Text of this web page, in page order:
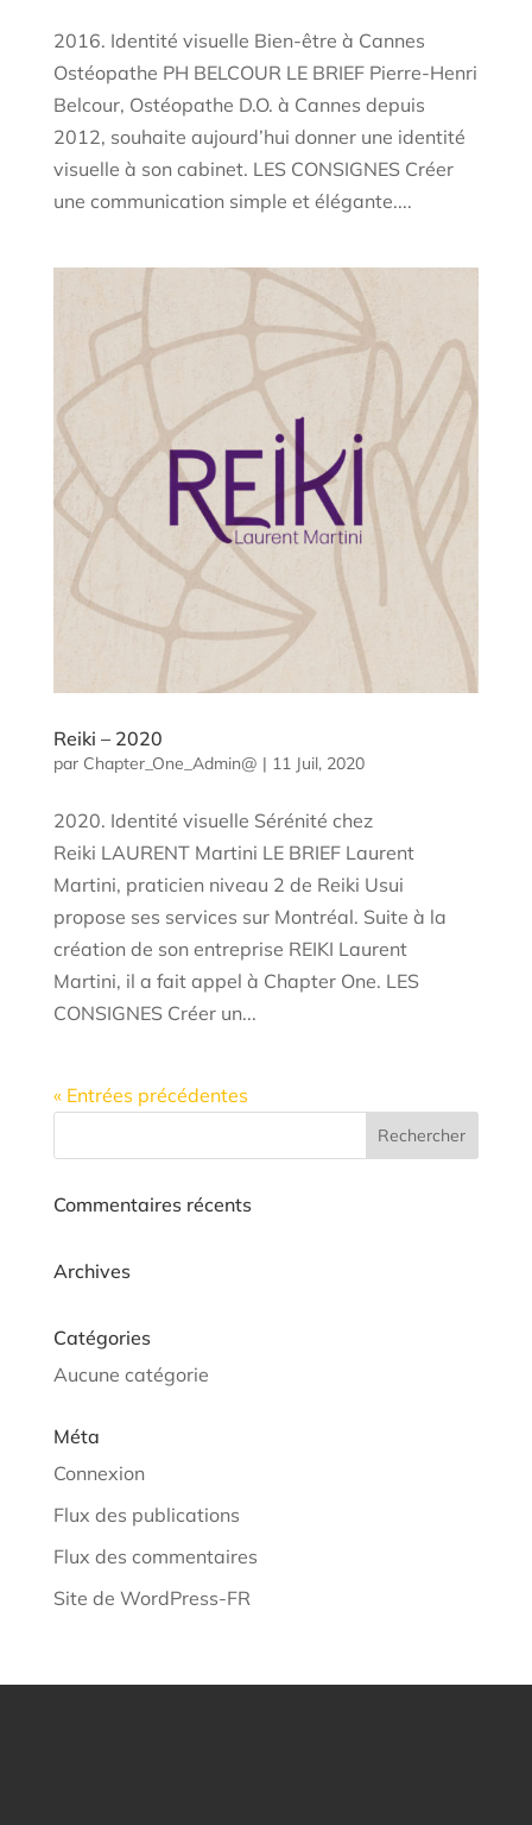
2016. Identité visuelle Bien-être à Cannes
Ostéopathe PH BELCOUR LE BRIEF Pierre-Henri
Belcour, Ostéopathe D.O. à Cannes depuis
2012, souhaite aujourd’hui donner une identité
visuelle à son cabinet. LES CONSIGNES Créer
une communication simple et élégante....
Reiki – 2020
par Chapter_One_Admin@ | 11 Juil, 2020
2020. Identité visuelle Sérénité chez
Reiki LAURENT Martini LE BRIEF Laurent
Martini, praticien niveau 2 de Reiki Usui
propose ses services sur Montréal. Suite à la
création de son entreprise REIKI Laurent
Martini, il a fait appel à Chapter One. LES
CONSIGNES Créer un...
« Entrées précédentes
Commentaires récents
Archives
Catégories
Aucune catégorie
Méta
Connexion
Flux des publications
Flux des commentaires
Site de WordPress-FR